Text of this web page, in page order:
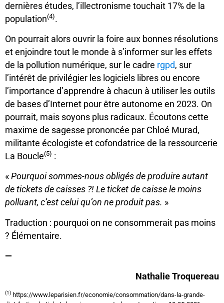
dernières études, l’illectronisme touchait 17% de la
population(4).
On pourrait alors ouvrir la foire aux bonnes résolutions
et enjoindre tout le monde à s’informer sur les effets
de la pollution numérique, sur le cadre rgpd, sur
l’intérêt de privilégier les logiciels libres ou encore
l’importance d’apprendre à chacun à utiliser les outils
de bases d’Internet pour être autonome en 2023. On
pourrait, mais soyons plus radicaux. Écoutons cette
maxime de sagesse prononcée par Chloé Murad,
militante écologiste et cofondatrice de la ressourcerie
La Boucle(5) :
« Pourquoi sommes-nous obligés de produire autant
de tickets de caisses ?! Le ticket de caisse le moins
polluant, c’est celui qu’on ne produit pas. »
Traduction : pourquoi on ne consommerait pas moins
? Élémentaire.
—
Nathalie Troquereau
(1) https://www.leparisien.fr/economie/consommation/dans-la-grande-